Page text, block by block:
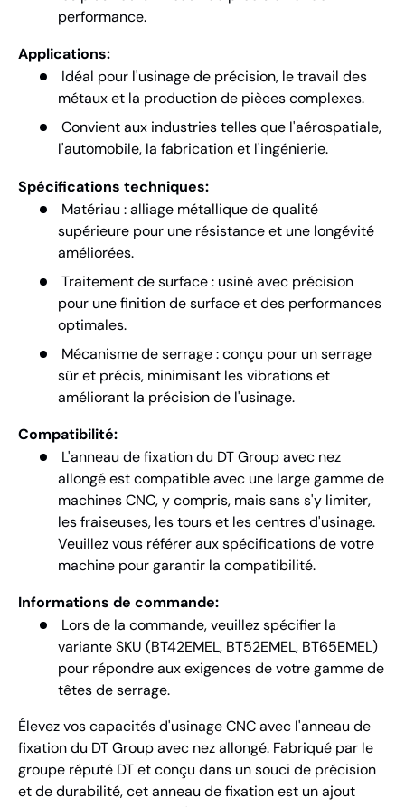
performance.
Applications:
Idéal pour l'usinage de précision, le travail des
métaux et la production de pièces complexes.
Convient aux industries telles que l'aérospatiale,
l'automobile, la fabrication et l'ingénierie.
Spécifications techniques:
Matériau : alliage métallique de qualité
supérieure pour une résistance et une longévité
améliorées.
Traitement de surface : usiné avec précision
pour une finition de surface et des performances
optimales.
Mécanisme de serrage : conçu pour un serrage
sûr et précis, minimisant les vibrations et
améliorant la précision de l'usinage.
Compatibilité:
L'anneau de fixation du DT Group avec nez
allongé est compatible avec une large gamme de
machines CNC, y compris, mais sans s'y limiter,
les fraiseuses, les tours et les centres d'usinage.
Veuillez vous référer aux spécifications de votre
machine pour garantir la compatibilité.
Informations de commande:
Lors de la commande, veuillez spécifier la
variante SKU (BT42EMEL, BT52EMEL, BT65EMEL)
pour répondre aux exigences de votre gamme de
têtes de serrage.
Élevez vos capacités d'usinage CNC avec l'anneau de
fixation du DT Group avec nez allongé. Fabriqué par le
groupe réputé DT et conçu dans un souci de précision
et de durabilité, cet anneau de fixation est un ajout